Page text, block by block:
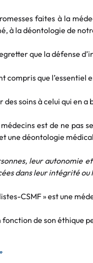
faites à la
à la déontologie de
que la défense
compris que
des soins à celui qui en
est de ne pas
une déontologie
leur autonomie
dans leur intégrité
CSMF » est une
de son éthique